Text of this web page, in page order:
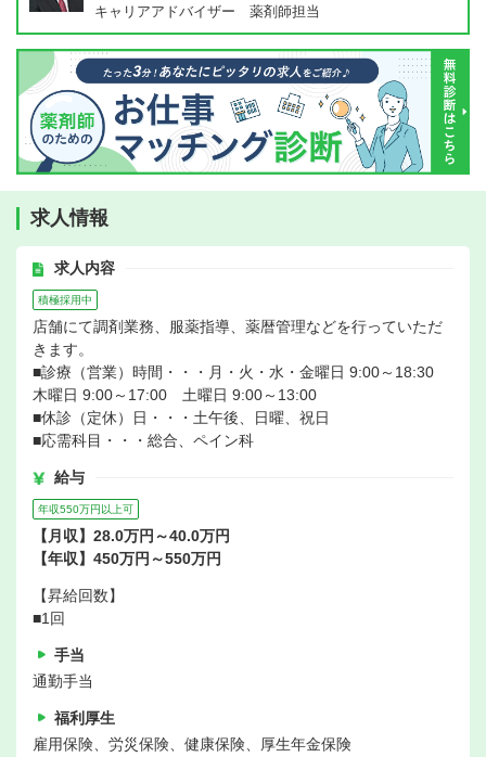
キャリアアドバイザー 薬剤師担当
求人情報
求人内容
積極採用中
店舗にて調剤業務、服薬指導、薬暦管理などを行っていただ
きます。
■診療（営業）時間・・・月・火・水・金曜日 9:00～18:30
木曜日 9:00～17:00 土曜日 9:00～13:00
■休診（定休）日・・・土午後、日曜、祝日
■応需科目・・・総合、ペイン科
給与
年収550万円以上可
【月収】28.0万円～40.0万円
【年収】450万円～550万円
【昇給回数】
■1回
手当
通勤手当
福利厚生
雇用保険、労災保険、健康保険、厚生年金保険